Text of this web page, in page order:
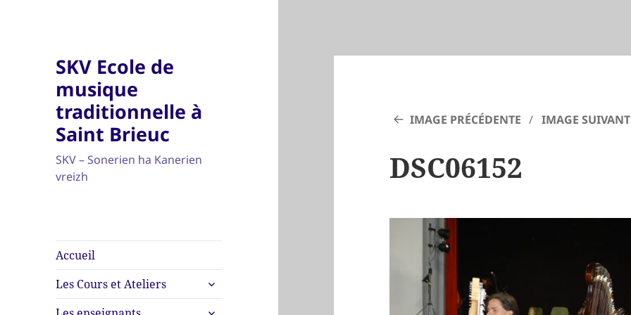
SKV Ecole de
musique
traditionnelle à
Saint Brieuc
SKV – Sonerien ha Kanerien
vreizh
Accueil
Les Cours et Ateliers
ouvrir
le
sous-
ouvrir
IMAGE PRÉCÉDENTE IMAGE
DSC06152